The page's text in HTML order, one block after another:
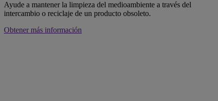
Ayude a mantener la limpieza del medioambiente a través del
intercambio o reciclaje de un producto obsoleto.
Obtener más información